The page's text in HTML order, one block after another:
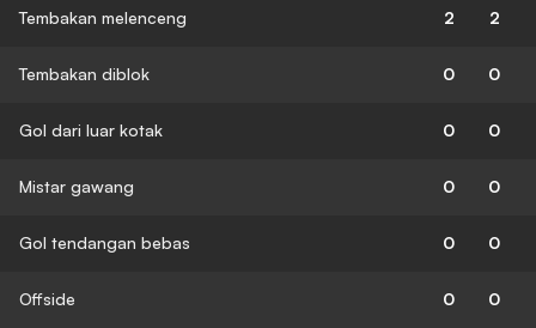
Tembakan melenceng 2 2
Tembakan diblok 0 0
Gol dari luar kotak 0 0
Mistar gawang 0 0
Gol tendangan bebas 0 0
Offside 0 0